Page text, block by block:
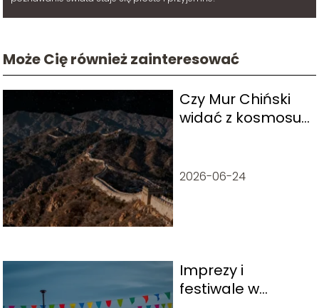
Może Cię również zainteresować
Czy Mur Chiński
widać z kosmosu?
2026-06-24
Imprezy i
festiwale w